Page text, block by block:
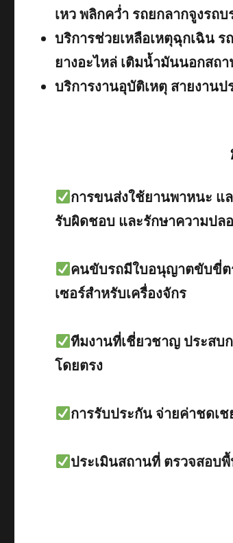
เหว พลิกคว่ำ รถยกลากจูงรถ
บริการช่วยเหลือเหตุฉุกเฉิน
ยางอะไหล่ เติมน้ำมันนอกสถ
บริการงานอุบัติเหตุ สายงาน
การขนส่งใช้ยานพาหนะ แ
รับผิดชอบ และรักษาความป
คนขับรถมีใบอนุญาตขับขี่ตร
เซอร์สำหรับเครื่องจักร
ทีมงานที่เชี่ยวชาญ ประสบ
โดยตรง
การรับประกัน จ่ายค่าชดเ
ประเมินสถานที่ ตรวจสอบ